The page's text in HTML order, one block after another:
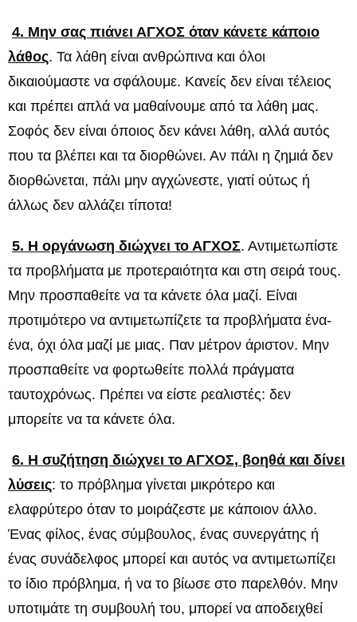
4. Μην σας πιάνει ΑΓΧΟΣ όταν κάνετε κάποιο
λάθος. Τα λάθη είναι ανθρώπινα και όλοι
δικαιούμαστε να σφάλουμε. Κανείς δεν είναι τέλειος
και πρέπει απλά να μαθαίνουμε από τα λάθη μας.
Σοφός δεν είναι όποιος δεν κάνει λάθη, αλλά αυτός
που τα βλέπει και τα διορθώνει. Αν πάλι η ζημιά δεν
διορθώνεται, πάλι μην αγχώνεστε, γιατί ούτως ή
άλλως δεν αλλάζει τίποτα!
5. Η οργάνωση διώχνει το ΑΓΧΟΣ. Αντιμετωπίστε
τα προβλήματα με προτεραιότητα και στη σειρά τους.
Μην προσπαθείτε να τα κάνετε όλα μαζί. Είναι
προτιμότερο να αντιμετωπίζετε τα προβλήματα ένα-
ένα, όχι όλα μαζί με μιας. Παν μέτρον άριστον. Μην
προσπαθείτε να φορτωθείτε πολλά πράγματα
ταυτοχρόνως. Πρέπει να είστε ρεαλιστές: δεν
μπορείτε να τα κάνετε όλα.
6. Η συζήτηση διώχνει το ΑΓΧΟΣ, βοηθά και δίνει
λύσεις: το πρόβλημα γίνεται μικρότερο και
ελαφρύτερο όταν το μοιράζεστε με κάποιον άλλο.
Ένας φίλος, ένας σύμβουλος, ένας συνεργάτης ή
ένας συνάδελφος μπορεί και αυτός να αντιμετωπίζει
το ίδιο πρόβλημα, ή να το βίωσε στο παρελθόν. Μην
υποτιμάτε τη συμβουλή του, μπορεί να αποδειχθεί